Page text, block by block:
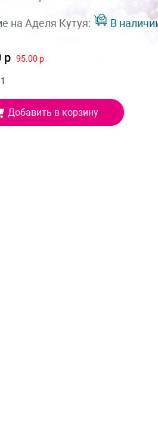
на Аделя Кутуя: В
р 95.00 р
Добавить в корзину